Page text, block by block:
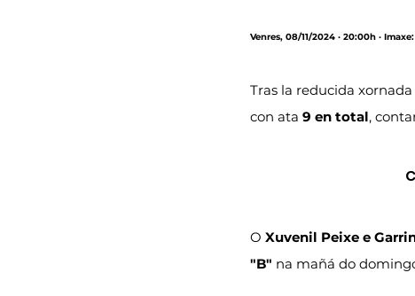
Venres, 08/11/2024 · 20:00h ·
Tras la reducida
con ata 9 en total,
O Xuvenil Peixe e
"B" na mañá do